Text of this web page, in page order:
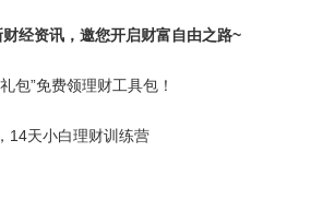
财经资讯，邀您开启财富自由之路~
包”免费领理财工具包！
14天小白理财训练营